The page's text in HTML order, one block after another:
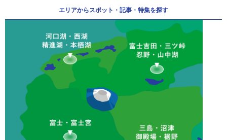
エリアからスポット・記事・特集を探す